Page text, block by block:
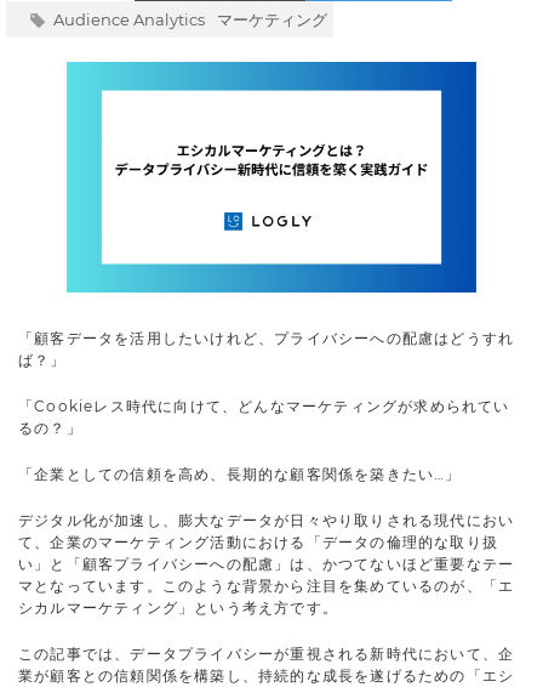
Audience Analytics マーケティング
「顧客データを活用したいけれど、プライバシーへの配慮はどうすれ
ば？」
「Cookieレス時代に向けて、どんなマーケティングが求められてい
るの？」
「企業としての信頼を高め、長期的な顧客関係を築きたい…」
デジタル化が加速し、膨大なデータが日々やり取りされる現代におい
て、企業のマーケティング活動における「データの倫理的な取り扱
い」と「顧客プライバシーへの配慮」は、かつてないほど重要なテー
マとなっています。このような背景から注目を集めているのが、「エ
シカルマーケティング」という考え方です。
この記事では、データプライバシーが重視される新時代において、企
業が顧客との信頼関係を構築し、持続的な成長を遂げるための「エシ